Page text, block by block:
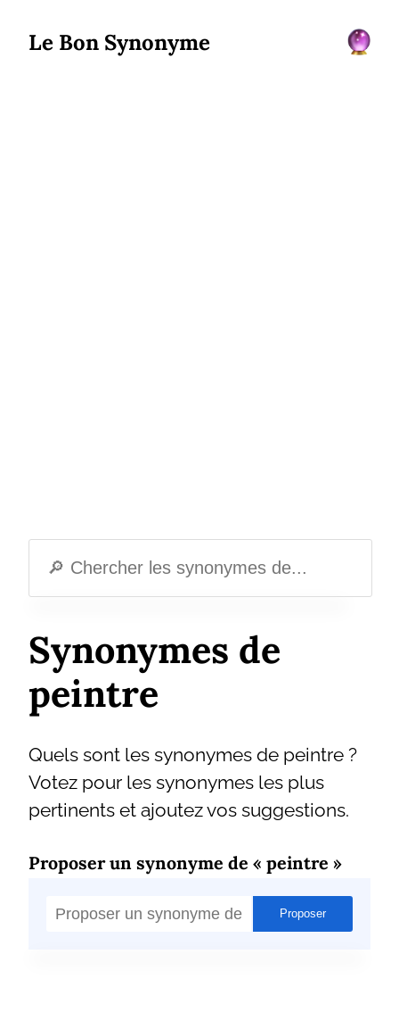
Le Bon Synonyme
Synonymes de
peintre
Quels sont les synonymes de peintre ?
Votez pour les synonymes les plus
pertinents et ajoutez vos suggestions.
Proposer un synonyme de « peintre »